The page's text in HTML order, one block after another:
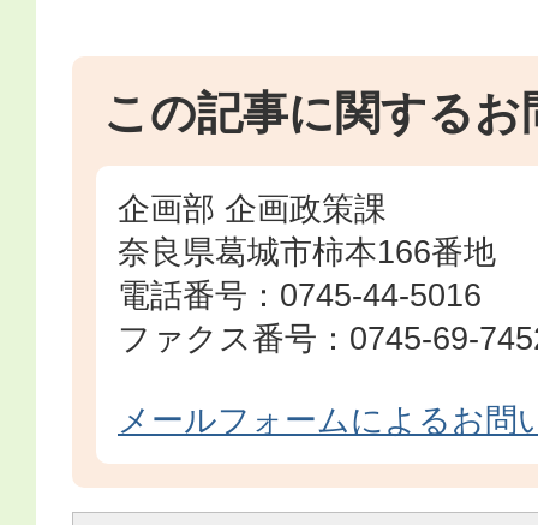
この記事に関するお
企画部 企画政策課
奈良県葛城市柿本166番地
電話番号：0745-44-5016
ファクス番号：0745-69-
メールフォームによるお問